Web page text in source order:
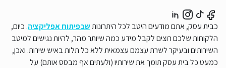
כבית עסק, אתם מודעים היטב לכל היתרונותשבפיתוח אפליקציה. כיום,
הלקוחות שלכם רוצים לקבל מידע כמה שיותר מהר, להיות נגישים למיטב
השירותים ובעיקר לשרת עצמם עצמאית ללא כל תלות באיש שירות. ואכן,
כמעט כל בית עסק תומך את שירותיו (ולעתים אף מבסס אותם) על